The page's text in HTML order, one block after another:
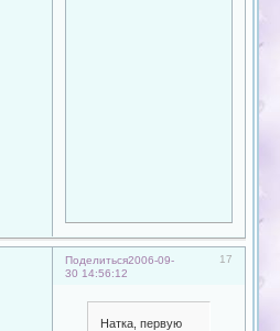
Поделиться 17
2006-09-
30 14:56:12
Натка, первую